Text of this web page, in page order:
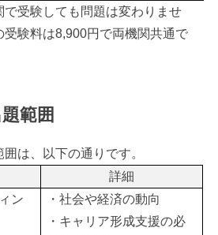
受験しても問題は変わりませ
受験料は8,900円で両機関共通で
範囲
は、以下の通りです。
詳細
ン
・社会や経済の動向
・キャリア形成支援の必